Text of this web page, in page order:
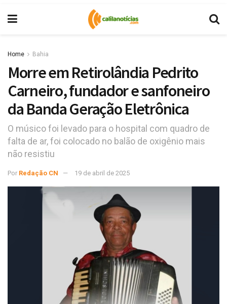
Home Bahia
Morre em Retirolândia Pedrito
Carneiro, fundador e sanfoneiro
da Banda Geração Eletrônica
O músico foi levado para o hospital com quadro de
falta de ar, foi colocado no balão de oxigênio mais
não resistiu
Por Redação CN 19 de abril de 2025